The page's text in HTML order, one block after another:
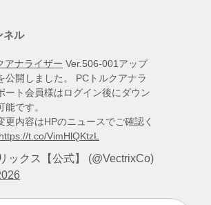
ネル
アナライザー Ver.506-001アップ
公開しました。 PCトルクアナラ
ート会員様はログイン後にダウン
能です。
更内容はHPのニュースでご確認く
https://t.co/VimHlQKtzL
ックス【公式】 (@VectrixCo)